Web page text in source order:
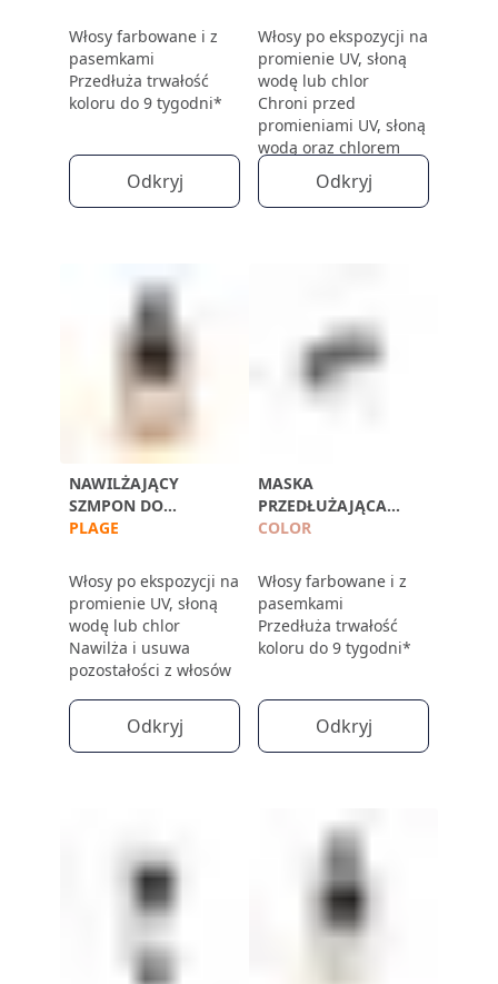
Włosy farbowane i z
pasemkami
Przedłuża trwałość
koloru do 9 tygodni*
Odkryj
Włosy po ekspozycji na
promienie UV, słoną
wodę lub chlor
Chroni przed
promieniami UV, słoną
wodą oraz chlorem
Odkryj
NAWILŻAJĄCY
SZMPON DO
WŁOSÓW PO
SŁOŃCE
PLAGE
Włosy po ekspozycji na
promienie UV, słoną
wodę lub chlor
Nawilża i usuwa
pozostałości z włosów
Odkryj
MASKA
PRZEDŁUŻAJĄCA
TRWAŁOŚĆ KOLORU
COLOR
Włosy farbowane i z
pasemkami
Przedłuża trwałość
koloru do 9 tygodni*
Odkryj